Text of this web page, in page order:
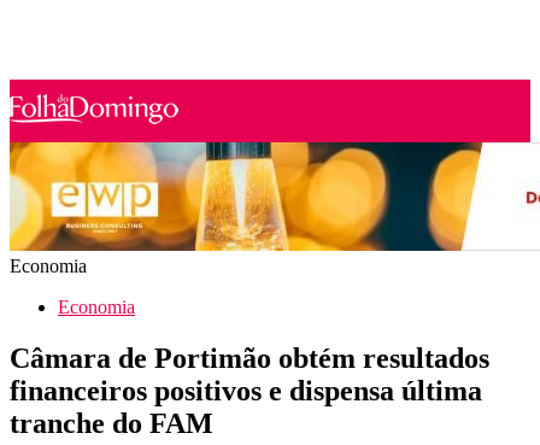
Economia
Economia
Câmara de Portimão obtém resultados
financeiros positivos e dispensa última
tranche do FAM